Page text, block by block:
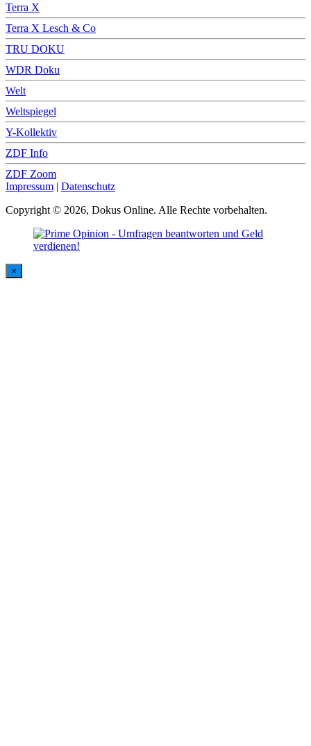
Terra X
Terra X Lesch & Co
TRU DOKU
WDR Doku
Welt
Weltspiegel
Y-Kollektiv
ZDF Info
ZDF Zoom
Impressum | Datenschutz
Copyright © 2026, Dokus Online. Alle Rechte vorbehalten.
×